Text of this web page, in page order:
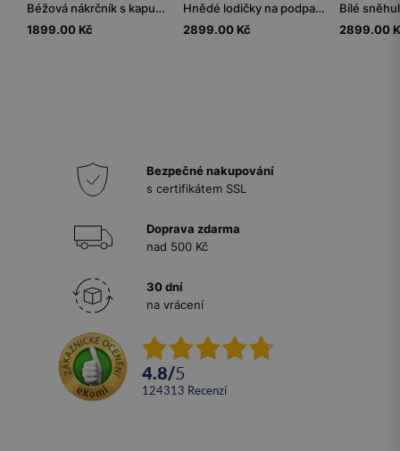
Béžová nákrčník s kapucí z merino vlny RELAKS
1899.00 Kč
Hnědé lodičky na podpatku se hadím vzorem
2899.00 Kč
2899.00
Bezpečné nakupování
s certifikátem SSL
Doprava zdarma
nad 500 Kč
30 dní
na vrácení
4.8/5
124313 recenzí